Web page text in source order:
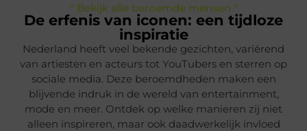
" Bekijk alle beroemde mensen "
De erfenis van iconen: een tijdloze
inspiratie
Nederland heeft veel bekende gezichten, variërend
van artiesten en acteurs tot YouTubers en sterren op
sociale media. Deze beroemdheden maken een
blijvende indruk in de wereld van entertainment,
mode en meer. Ontdek op welke manieren zij niet
alleen inspireren, maar ook daadwerkelijk invloed